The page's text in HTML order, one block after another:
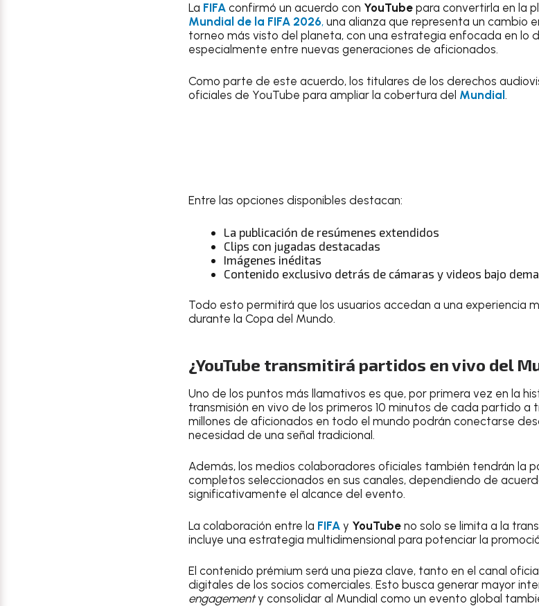
La FIFA confirmó un acuerdo con YouTube para convertirla en la
Mundial de la FIFA 2026, una alianza que representa un cambio
torneo más visto del planeta, con una estrategia enfocada en lo
especialmente entre nuevas generaciones de aficionados.
Como parte de este acuerdo, los titulares de los derechos
oficiales de YouTube para ampliar la cobertura del Mundial.
Entre las opciones disponibles destacan:
La publicación de resúmenes extendidos
Clips con jugadas destacadas
Imágenes inéditas
Contenido exclusivo detrás de cámaras y videos bajo
Todo esto permitirá que los usuarios accedan a una experiencia
durante la Copa del Mundo.
¿YouTube transmitirá partidos en vivo del
Uno de los puntos más llamativos es que, por primera vez en la
transmisión en vivo de los primeros 10 minutos de cada partido a
millones de aficionados en todo el mundo podrán conectarse
necesidad de una señal tradicional.
Además, los medios colaboradores oficiales también tendrán la
completos seleccionados en sus canales, dependiendo de
significativamente el alcance del evento.
La colaboración entre la FIFA y YouTube no solo se limita a la
incluye una estrategia multidimensional para potenciar la
El contenido prémium será una pieza clave, tanto en el canal
digitales de los socios comerciales. Esto busca generar mayor
engagementy consolidar al Mundial como un evento global